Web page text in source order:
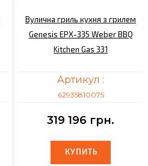
Вулична гриль кухня з грилем
Genesis EPX-335 Weber BBQ
Kitchen Gas 331
Артикул :
62935810075
319 196 грн.
КУПИТЬ
КУПИТЬ